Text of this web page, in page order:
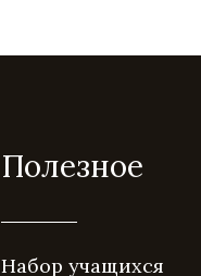
Полезное
Набор учащихся